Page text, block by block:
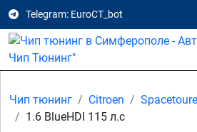
Telegram: EuroCT_bot
Чип тюнинг Citroen
1.6 BlueHDI 115 л.с